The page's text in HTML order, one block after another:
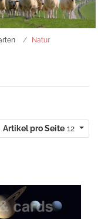
Natur
Artikel pro Seite 12